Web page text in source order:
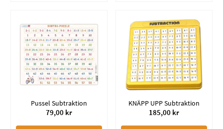
Pussel Subtraktion
79,00 kr
KNÄPP UPP Subtraktion
185,00 kr